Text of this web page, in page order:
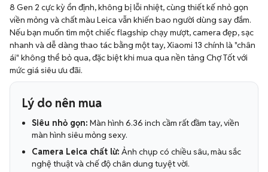
8 Gen 2 cực kỳ ổn định, không bị lỗi nhiệt, cùng thiết kế nhỏ gọn
viền mỏng và chất màu Leica vẫn khiến bao người dùng say đắm.
Nếu bạn muốn tìm một chiếc flagship chạy mượt, camera đẹp, sạc
nhanh và dễ dàng thao tác bằng một tay, Xiaomi 13 chính là "chân
ái" không thể bỏ qua, đặc biệt khi mua qua nền tảng Chợ Tốt với
mức giá siêu ưu đãi.
Lý do nên mua
Siêu nhỏ gọn: Màn hình 6.36 inch cầm rất đầm tay, viền
màn hình siêu mỏng sexy.
Camera Leica chất lừ: Ảnh chụp có chiều sâu, màu sắc
nghệ thuật và chế độ chân dung tuyệt vời.